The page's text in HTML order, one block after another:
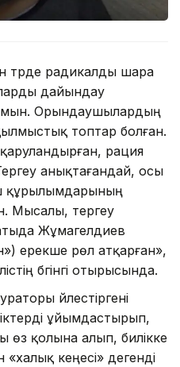
радикалды шара
дайындау
Орындаушылардың
топтар болған.
рация
анықтағандай, осы
құрылымдарының
Мысалы, тергеу
Жұмагелдиев
ерекше рөл атқарған»,
бүгінгі отырысында.
үйлестіргені
ұйымдастырып,
өз қолына алып, билікке
«халық кеңесі» дегенді